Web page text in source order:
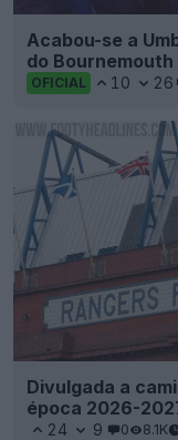
Acabou-se a
do
OFICIAL 10 26
Divulgada a
época 2026-
24 9 0 8.1K